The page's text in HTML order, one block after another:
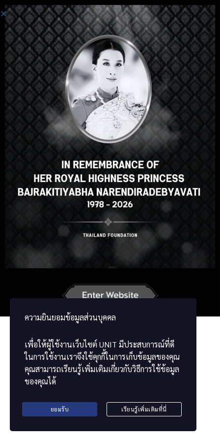
เข้าสู่ระบบ
Hey there, great course, right?
Do you like this course?
ENROLL COURSE
ความยินยอมข้อมูลส่วนบุคคล
เพื่อให้ผู้ใช้งานเว็บไซต์ UNIT มีประสบการณ์ที่ดี
ในการใช้งานเราจึงใช้คุกกี้ในการเก็บข้อมูลของคุณ
คุณสามารถเรียนรู้เพิ่มเติมเกี่ยวกับวิธีการใช้ข้อมูล
ของคุณได้
ยอมรับ เรียนรู้เพิ่มเติมที่นี่
Select your language
English Russian
Japanese German
Chinese
ខ្មែរ